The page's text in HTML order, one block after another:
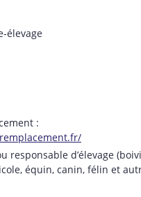
élevage
:
responsable d’élevage
équin, canin, félin et